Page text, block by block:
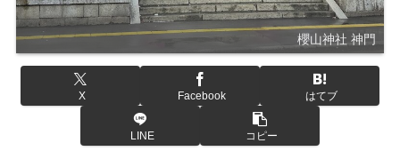
櫻山神社 神門
X Facebook はてブ
LINE コピー